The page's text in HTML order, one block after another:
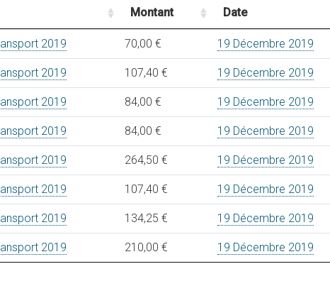
Montant Date
2019 70,00 € 19 Décembre 2019
2019 107,40 € 19 Décembre 2019
2019 84,00 € 19 Décembre 2019
2019 84,00 € 19 Décembre 2019
2019 264,50 € 19 Décembre 2019
2019 107,40 € 19 Décembre 2019
2019 134,25 € 19 Décembre 2019
2019 210,00 € 19 Décembre 2019